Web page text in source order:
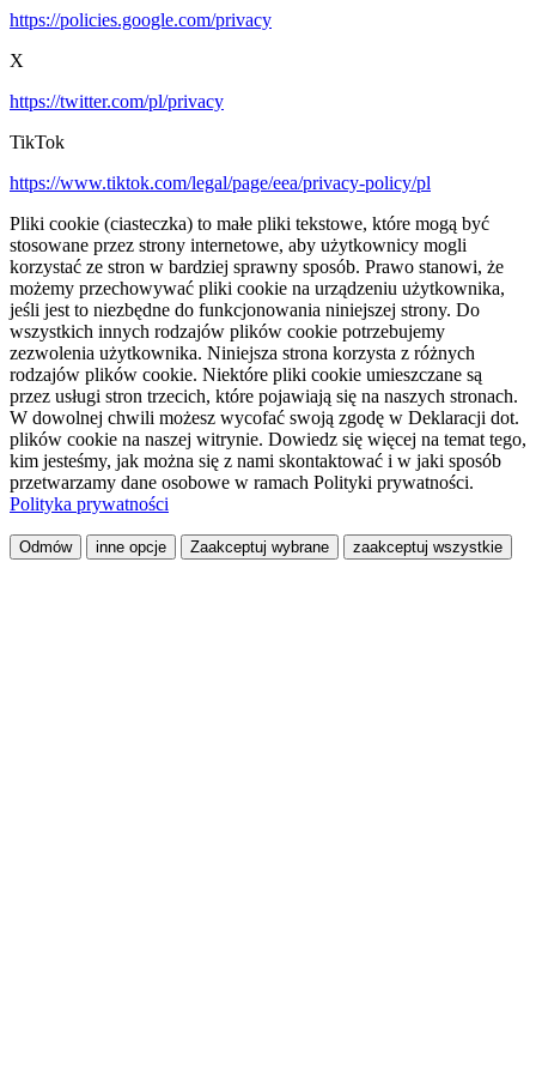
https://policies.google.com/privacy
X
https://twitter.com/pl/privacy
TikTok
https://www.tiktok.com/legal/page/eea/privacy-policy/pl
Pliki cookie (ciasteczka) to małe pliki tekstowe, które mogą być
stosowane przez strony internetowe, aby użytkownicy mogli
korzystać ze stron w bardziej sprawny sposób. Prawo stanowi, że
możemy przechowywać pliki cookie na urządzeniu użytkownika,
jeśli jest to niezbędne do funkcjonowania niniejszej strony. Do
wszystkich innych rodzajów plików cookie potrzebujemy
zezwolenia użytkownika. Niniejsza strona korzysta z różnych
rodzajów plików cookie. Niektóre pliki cookie umieszczane są
przez usługi stron trzecich, które pojawiają się na naszych stronach.
W dowolnej chwili możesz wycofać swoją zgodę w Deklaracji dot.
plików cookie na naszej witrynie. Dowiedz się więcej na temat tego,
kim jesteśmy, jak można się z nami skontaktować i w jaki sposób
przetwarzamy dane osobowe w ramach Polityki prywatności.
Polityka prywatności
Odmów inne opcje Zaakceptuj wybrane zaakceptuj wszystkie